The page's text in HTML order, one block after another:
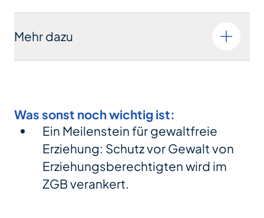
Mehr dazu
Was sonst noch wichtig ist:
Ein Meilenstein für gewaltfreie
Erziehung: Schutz vor Gewalt von
Erziehungsberechtigten wird im
ZGB verankert.